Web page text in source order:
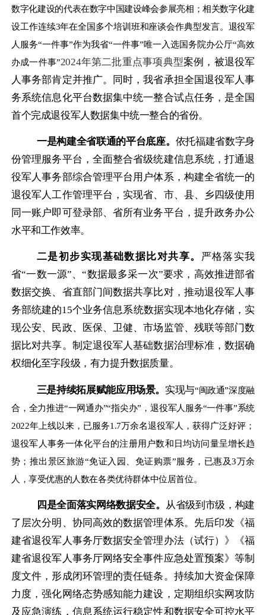
数字化建设的代表在数字中国建设峰会参展亮相；相关数字化建
设工作连续3年在全国多个培训班和座谈会作典型发言。退役军
人服务“一件事”作为我省“一件事”唯一入选国务院办公厅“高效
办成一件事”2024年第二批重点事项典型案例，被退役军
人事务部肯定并推广。同时，我省承担全国退役军人事
务系统信息化平台数据集中统一整合试点任务，是全国
首个完成退役军人数据集中统一整合的省份。
一是构建全省联通的平台底座。 依托福建省数字身
份管理服务平台，全面整合省级统建信息系统，打通退
役军人事务部综合管理平台用户体系，构建全省统一的
退役军人工作管理平台，实现省、市、县、乡四级使用
同一账户即可登录部、省所有业务平台，提升政务办公
水平和工作效率。
二是初步实现基础数据比对共享。 严格落实我
省“一数一源”、“数据最多采一次”要求，高效推进部省
数据交换、省直部门间数据共享比对，推动退役军人事
务部统建的15个业务信息系统数据实现本地化存储，实
现公安、民政、医保、卫健、市场监管、残联等部门数
据比对共享。制定退役军人基础数据治理标准，数据确
权细化至字段级，有力提升数据质量。
三是持续拓展赋能应用场景。 实现与“闽政通”深度融
合，全力推进“一网通办”“指尖办”，退役军人服务“一件事”系统
2022年上线以来，已服务1.7万余名退役军人，获得广泛好评；
退役军人事务一体化平台的注册用户数和日均访问量呈增长趋
势；推出景区旅游“免证入园、免证购票”服务，已惠及3万余
人，享受优惠的人数在各类优待群体中位居首位。
四是全面落实网络数据安全。
从省级到市级，构建
了层次分明、协同高效的数据管理体系。先后印发《福
建省退役军人事务厅数据安全管理办法（试行）》《福
建省退役军人事务厅网络安全事件应急处置预案》等制
度文件，形成闭环管理的责任链条。持续加大资金保障
力度，强化网络态势感知能力建设，定期组织实网攻防
及应急演练，信息系统运行稳定性和数据安全可控水平